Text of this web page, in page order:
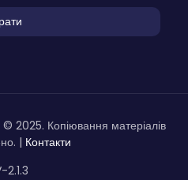
© 2025. Копіювання матеріалів
| Контакти
2.1.3